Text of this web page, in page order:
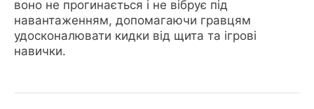
воно не прогинається і не вібрує під
навантаженням, допомагаючи гравцям
удосконалювати кидки від щита та ігрові
навички.